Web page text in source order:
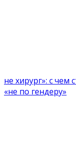
не хирург»: с
«не по гендеру»